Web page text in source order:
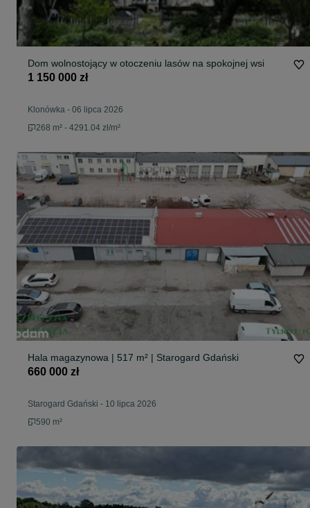
Dom wolnostojący w otoczeniu lasów na spokojnej wsi
1 150 000 zł
Klonówka - 06 lipca 2026
268 m² - 4291.04 zł/m²
Hala magazynowa | 517 m² | Starogard Gdański
660 000 zł
Starogard Gdański - 10 lipca 2026
590 m²